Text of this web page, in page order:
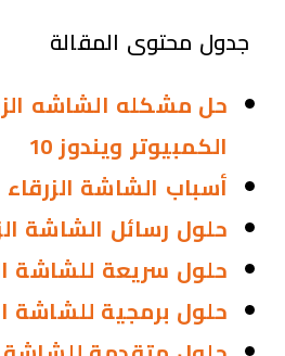
جدول محتوى المقالة
حل مشكله الشاشه
الكمبيوتر ويندوز 10
أسباب الشاشة الزرقاء
حلول رسائل الشاشة
حلول سريعة للشاشة
حلول برمجية للشاشة